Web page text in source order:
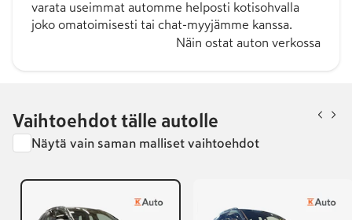
varata useimmat automme helposti kotisohvalla
joko omatoimisesti tai chat-myyjämme kanssa.
Näin ostat auton verkossa
Vaihtoehdot tälle autolle
Näytä vain saman malliset vaihtoehdot